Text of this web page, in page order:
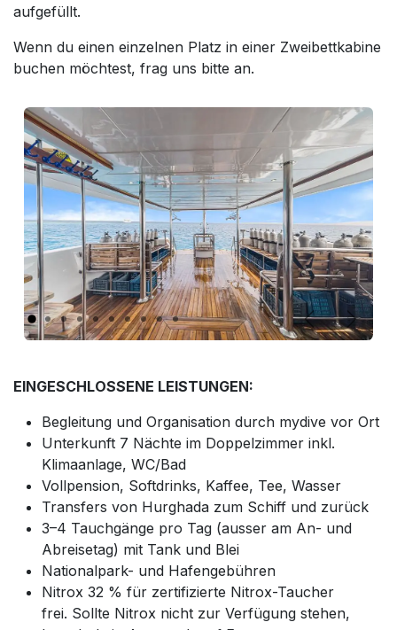
aufgefüllt.
Wenn du einen einzelnen Platz in einer Zweibettkabine
buchen möchtest, frag uns bitte an.
VorherigWeiter
EINGESCHLOSSENE LEISTUNGEN:
Begleitung und Organisation durch mydive vor Ort
Unterkunft 7 Nächte im Doppelzimmer inkl.
Klimaanlage, WC/Bad
Vollpension, Softdrinks, Kaffee, Tee, Wasser
Transfers von Hurghada zum Schiff und zurück
3–4 Tauchgänge pro Tag (ausser am An- und
Abreisetag) mit Tank und Blei
Nationalpark- und Hafengebühren
Nitrox 32 % für zertifizierte Nitrox-Taucher
frei. Sollte Nitrox nicht zur Verfügung stehen,